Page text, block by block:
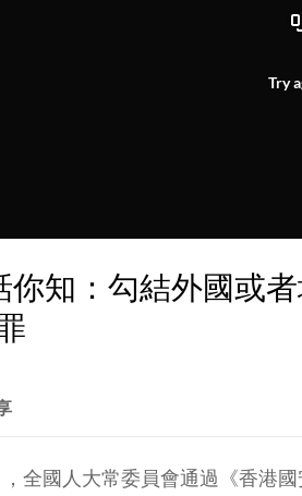
Try
你知：勾結外國或
全國人大常委員會通過《香港